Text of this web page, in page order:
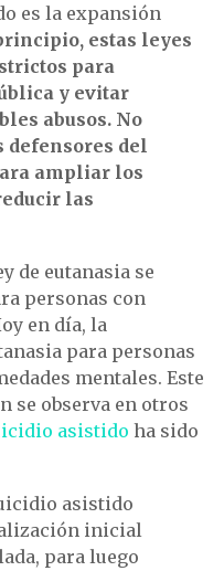
es la expansión
estas leyes
para
y evitar
abusos. No
defensores del
ampliar los
las
de eutanasia se
personas con
en día, la
para personas
mentales. Este
se observa en otros
asistido ha sido
asistido
inicial
para luego